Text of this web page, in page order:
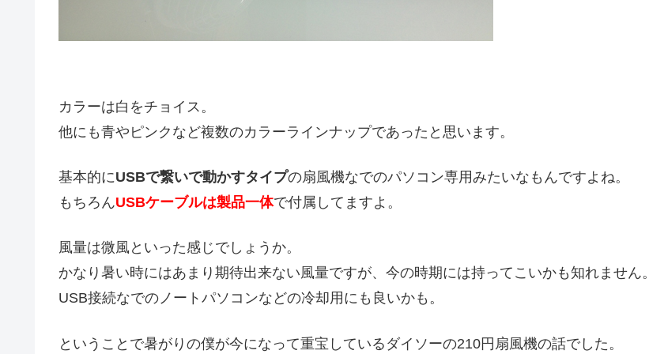
カラーは白をチョイス。
他にも青やピンクなど複数のカラーラインナップであったと思います。
基本的にUSBで繋いで動かすタイプの扇風機なでのパソコン専用みたいなもんですよね。
もちろんUSBケーブルは製品一体で付属してますよ。
風量は微風といった感じでしょうか。
かなり暑い時にはあまり期待出来ない風量ですが、今の時期には持ってこいかも知れません。
USB接続なでのノートパソコンなどの冷却用にも良いかも。
ということで暑がりの僕が今になって重宝しているダイソーの210円扇風機の話でした。